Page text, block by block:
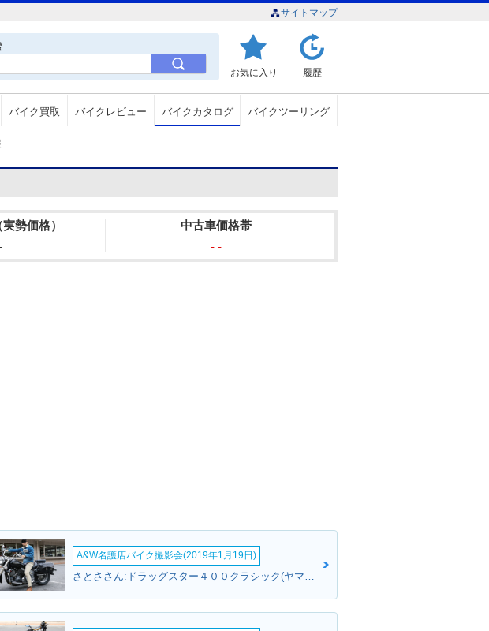
サイトマップ
お気に入り 履歴
バイク買取 バイクレビュー バイクカタログ バイクツーリング
勢価格）
中古車価格帯
- -
A&W名護店バイク撮影会(2019年1月19日)
さとささん:ドラッグスター４００クラシック(ヤマハ)